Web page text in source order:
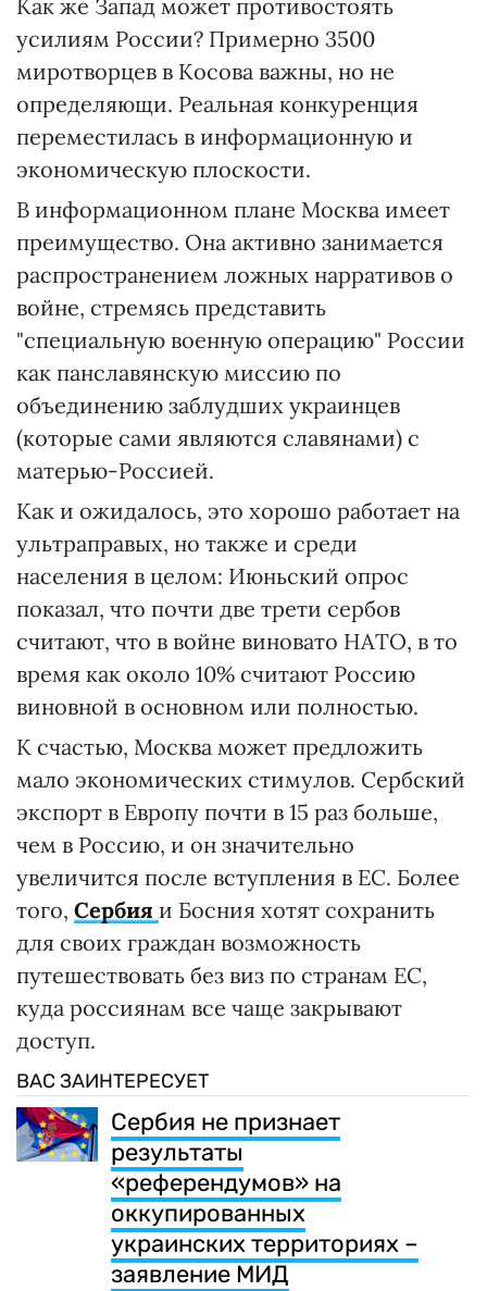
Как же Запад может противостоять
усилиям России? Примерно 3500
миротворцев в Косова важны, но не
определяющи. Реальная конкуренция
переместилась в информационную и
экономическую плоскости.
В информационном плане Москва имеет
преимущество. Она активно занимается
распространением ложных нарративов о
войне, стремясь представить
"специальную военную операцию" России
как панславянскую миссию по
объединению заблудших украинцев
(которые сами являются славянами) с
матерью-Россией.
Как и ожидалось, это хорошо работает на
ультраправых, но также и среди
населения в целом: Июньский опрос
показал, что почти две трети сербов
считают, что в войне виновато НАТО, в то
время как около 10% считают Россию
виновной в основном или полностью.
К счастью, Москва может предложить
мало экономических стимулов. Сербский
экспорт в Европу почти в 15 раз больше,
чем в Россию, и он значительно
увеличится после вступления в ЕС. Более
того, Сербия и Босния хотят сохранить
для своих граждан возможность
путешествовать без виз по странам ЕС,
куда россиянам все чаще закрывают
доступ.
ВАС ЗАИНТЕРЕСУЕТ
Сербия не признает
результаты
«референдумов» на
оккупированных
украинских территориях –
заявление МИД